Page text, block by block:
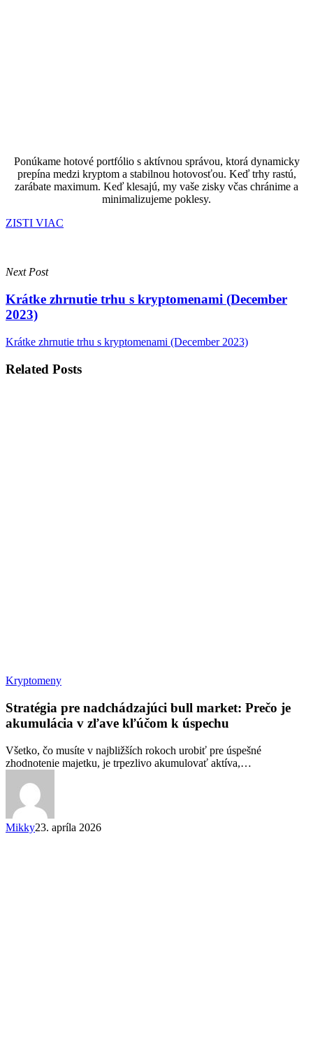
Ponúkame hotové portfólio s aktívnou správou, ktorá dynamicky
prepína medzi kryptom a stabilnou hotovosťou. Keď trhy rastú,
zarábate maximum. Keď klesajú, my vaše zisky včas chránime a
minimalizujeme poklesy.
ZISTI VIAC
Next Post
Krátke zhrnutie trhu s kryptomenami (December
2023)
Krátke zhrnutie trhu s kryptomenami (December 2023)
Related Posts
KryptomenyStratégia
nadchádzajúci
bull
market:
je
akumulácia
úspechu
Stratégia pre nadchádzajúci bull market: Prečo je
akumulácia v zľave kľúčom k úspechu
Všetko, čo musíte v najbližších rokoch urobiť pre úspešné
zhodnotenie majetku, je trpezlivo akumulovať aktíva,…
Mikky23. apríla 2026